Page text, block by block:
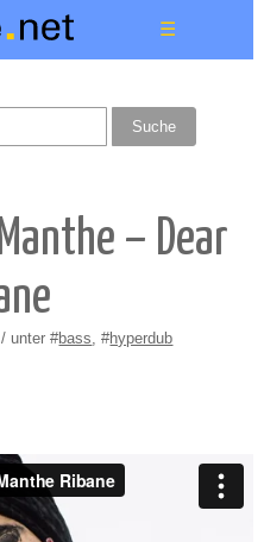
☰
– Dear
/ unter #bass, #hyperdub